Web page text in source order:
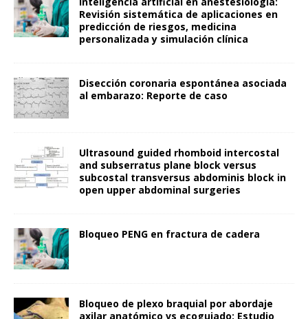
Revisión sistemática de aplicaciones en
predicción de riesgos, medicina
personalizada y simulación clínica
Disección coronaria espontánea asociada
al embarazo: Reporte de caso
Ultrasound guided rhomboid intercostal
and subserratus plane block versus
subcostal transversus abdominis block in
open upper abdominal surgeries
Bloqueo PENG en fractura de cadera
Bloqueo de plexo braquial por abordaje
axilar anatómico vs ecoguiado: Estudio